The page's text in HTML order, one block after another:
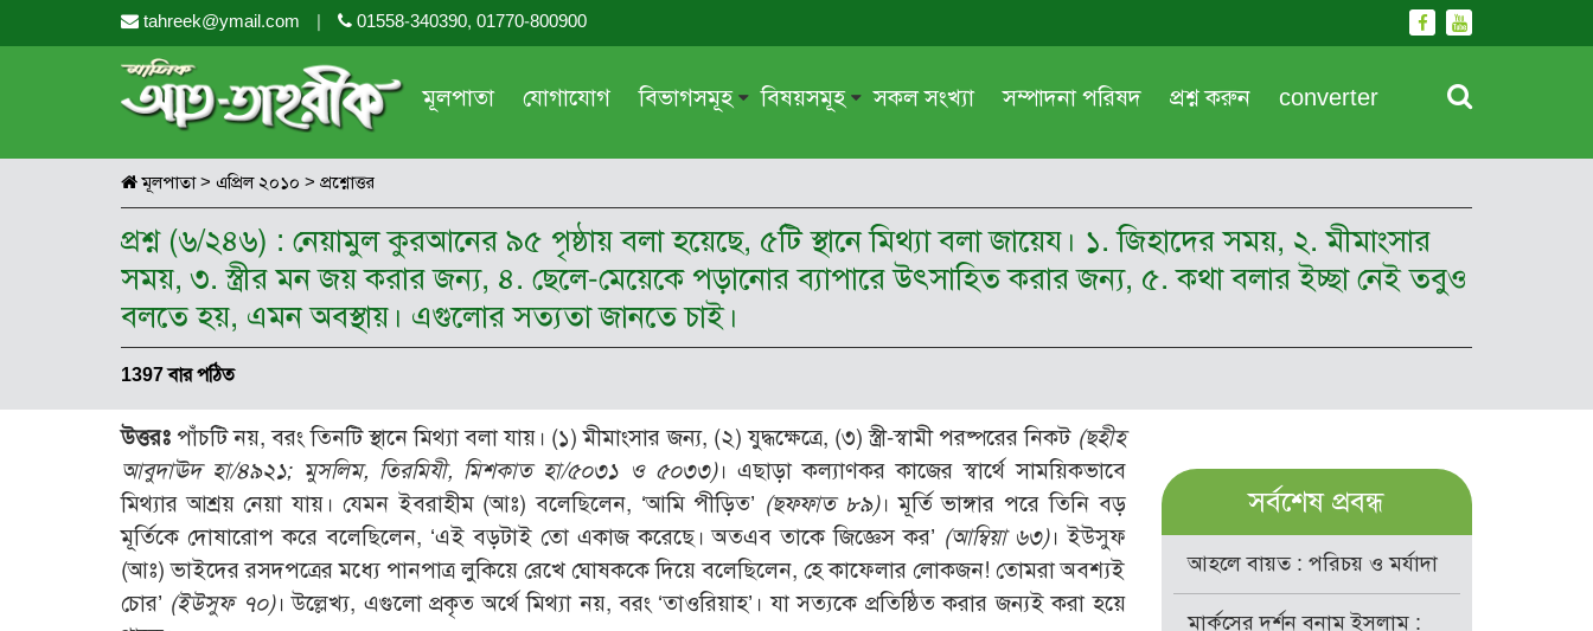
tahreek@ymail.com | 01558-340390, 01770-800900
মূলপাতা যোগাযোগ বিভাগসমূহ
দরসে কুরআন
দরসে হাদীছ
প্রবন্ধ সমুহ
সময়ের ভাবনা
মহিলা অঙ্গন
আরও
বিষয়সমূহ
শিক্ষা ও সংস্কৃতি
নারী সমাজ
নীতি-নৈতিকতা
তারবিয়াত
আরও
সকল সংখ্যা সম্পাদনা পরিষদ প্রশ্ন করুন converter
মূলপাতা> এপ্রিল ২০১০ > প্রশ্নোত্তর
প্রশ্ন (৬/২৪৬) : নেয়ামুল কুরআনের ৯৫ পৃষ্ঠায় বলা হয়েছে, ৫টি স্থানে মিথ্যা বলা জায়েয। ১. জিহাদের সময়, ২. মীমাংসার
সময়, ৩. স্ত্রীর মন জয় করার জন্য, ৪. ছেলে-মেয়েকে পড়ানোর ব্যাপারে উৎসাহিত করার জন্য, ৫. কথা বলার ইচ্ছা নেই তবুও
বলতে হয়, এমন অবস্থায়। এগুলোর সত্যতা জানতে চাই।
1397 বার পঠিত
উত্তরঃ পাঁচটি নয়, বরং তিনটি স্থানে মিথ্যা বলা যায়। (১) মীমাংসার জন্য, (২) যুদ্ধক্ষেত্রে, (৩) স্ত্রী-স্বামী পরষ্পরের নিকট (ছহীহ
আবুদাঊদ হা/৪৯২১; মুসলিম, তিরমিযী, মিশকাত হা/৫০৩১ ও ৫০৩৩)। এছাড়া কল্যাণকর কাজের স্বার্থে সাময়িকভাবে
মিথ্যার আশ্রয় নেয়া যায়। যেমন ইবরাহীম (আঃ) বলেছিলেন, ‘আমি পীড়িত’ (ছফফাত ৮৯)। মূর্তি ভাঙ্গার পরে তিনি বড়
মূর্তিকে দোষারোপ করে বলেছিলেন, ‘এই বড়টাই তো একাজ করেছে। অতএব তাকে জিজ্ঞেস কর’ (আম্বিয়া ৬৩)। ইউসুফ
(আঃ) ভাইদের রসদপত্রের মধ্যে পানপাত্র লুকিয়ে রেখে ঘোষককে দিয়ে বলেছিলেন, হে কাফেলার লোকজন! তোমরা অবশ্যই
চোর’ (ইউসুফ ৭০)। উল্লেখ্য, এগুলো প্রকৃত অর্থে মিথ্যা নয়, বরং ‘তাওরিয়াহ’। যা সত্যকে প্রতিষ্ঠিত করার জন্যই করা হয়ে
সর্বশেষ প্রবন্ধ
আহলে বায়ত : পরিচয় ও মর্যাদা
মার্কসের দর্শন বনাম ইসলাম :